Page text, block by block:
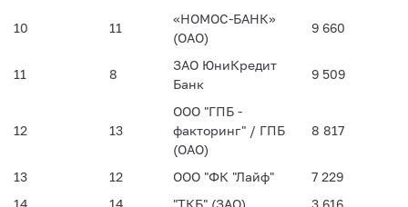
10 11
«НОМОС-БАНК»
(ОАО)
9 660
11 8
ЗАО ЮниКредит
Банк
9 509
12 13
ООО "ГПБ -
факторинг" / ГПБ
(ОАО)
8 817
13 12 ООО "ФК "Лайф"
7 229
14
14 "ТКБ" (ЗАО)
3 616